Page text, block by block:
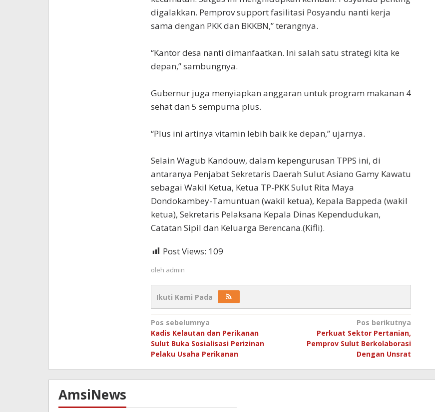
digalakkan. Pemprov support fasilitasi Posyandu nanti kerja
sama dengan PKK dan BKKBN,” terangnya.
“Kantor desa nanti dimanfaatkan. Ini salah satu strategi kita ke
depan,” sambungnya.
Gubernur juga menyiapkan anggaran untuk program makanan 4
sehat dan 5 sempurna plus.
“Plus ini artinya vitamin lebih baik ke depan,” ujarnya.
Selain Wagub Kandouw, dalam kepengurusan TPPS ini, di
antaranya Penjabat Sekretaris Daerah Sulut Asiano Gamy Kawatu
sebagai Wakil Ketua, Ketua TP-PKK Sulut Rita Maya
Dondokambey-Tamuntuan (wakil ketua), Kepala Bappeda (wakil
ketua), Sekretaris Pelaksana Kepala Dinas Kependudukan,
Catatan Sipil dan Keluarga Berencana.(Kifli).
Post Views: 109
oleh admin
Ikuti Kami Pada
Navigasi
pos
Pos sebelumnya
Kadis Kelautan dan Perikanan
Sulut Buka Sosialisasi Perizinan
Pelaku Usaha Perikanan
Pos berikutnya
Perkuat Sektor Pertanian,
Pemprov Sulut Berkolaborasi
Dengan Unsrat
AmsiNews